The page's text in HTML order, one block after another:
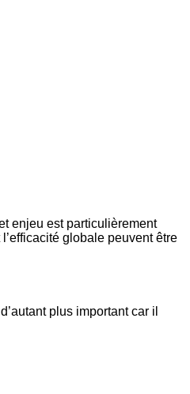
enjeu est particulièrement
globale peuvent être
plus important car il